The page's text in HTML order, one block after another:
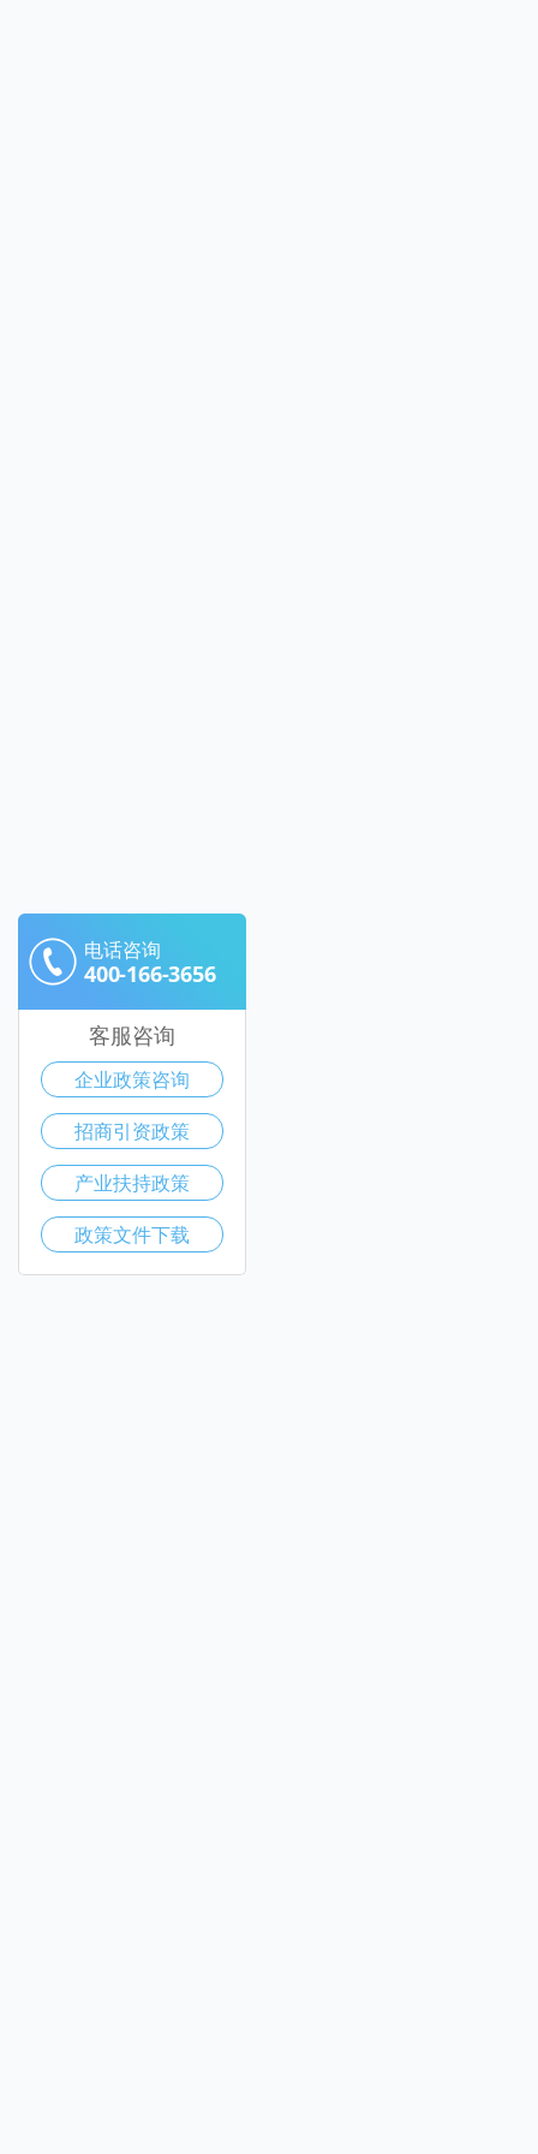
电话咨询
400-166-3656
客服咨询
企业政策咨询
招商引资政策
产业扶持政策
政策文件下载